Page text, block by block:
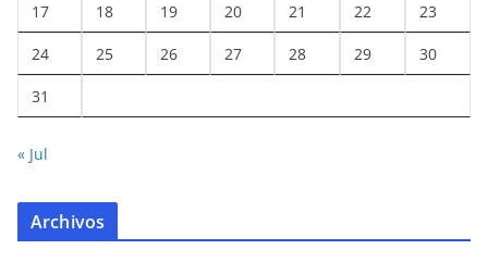
17 18 19 20 21 22 23
24 25 26 27 28 29 30
31
« Jul
Archivos